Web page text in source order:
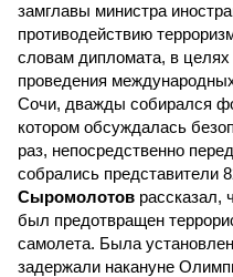
замглавы министра
противодействию
словам дипломата, в
проведения
Сочи, дважды собирался
котором обсуждалась
раз, непосредственно
собрались представители
Сыромолотов рассказал,
был предотвращен
самолета. Была
задержали накануне